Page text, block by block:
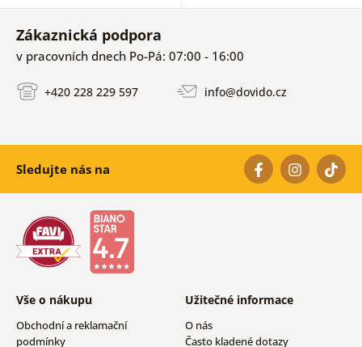
Zákaznická podpora
v pracovních dnech Po-Pá: 07:00 - 16:00
+420 228 229 597 info@dovido.cz
Sledujte nás na
Vše o nákupu
Obchodní a reklamační
podmínky
Užitečné informace
O nás
Často kladené dotazy